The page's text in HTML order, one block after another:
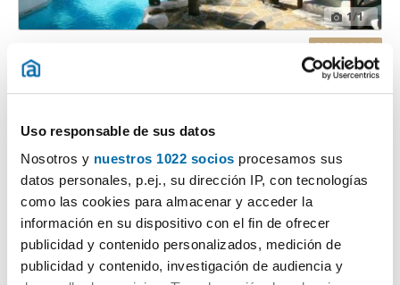
Uso responsable de sus datos
Nosotros y nuestros 1022 socios procesamos sus
datos personales, p.ej., su dirección IP, con tecnologías
como las cookies para almacenar y acceder la
información en su dispositivo con el fin de ofrecer
publicidad y contenido personalizados, medición de
publicidad y contenido, investigación de audiencia y
1/1
100m
Contactar
DESTACADO